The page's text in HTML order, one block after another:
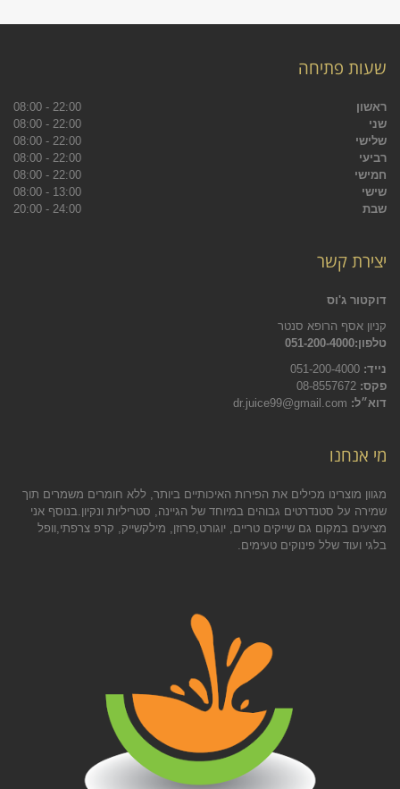
שעות פתיחה
ראשון
22:00 - 08:00
שני
22:00 - 08:00
שלישי
22:00 - 08:00
רביעי
22:00 - 08:00
חמישי
22:00 - 08:00
שישי
13:00 - 08:00
שבת
24:00 - 20:00
יצירת קשר
דוקטור ג'וס
קניון אסף הרופא סנטר
טלפון:051-200-4000
נייד:
פקס:
דוא״ל:
מי אנחנו
מגוון מוצרינו מכילים את הפירות האיכותיים ביותר, ללא חומרים משמרים תוך
שמירה על סטנדרטים גבוהים במיוחד של הגיינה, סטריליות ונקיון.בנוסף אני
מציעים במקום גם שייקים טריים, יוגורט,פרוזן, מילקשייק, קרפ צרפתי,וופל
בלגי ועוד שלל פינוקים טעימים.